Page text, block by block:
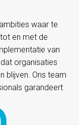
waar te
en met de
van
organisaties
blijven. Ons team
garandeert